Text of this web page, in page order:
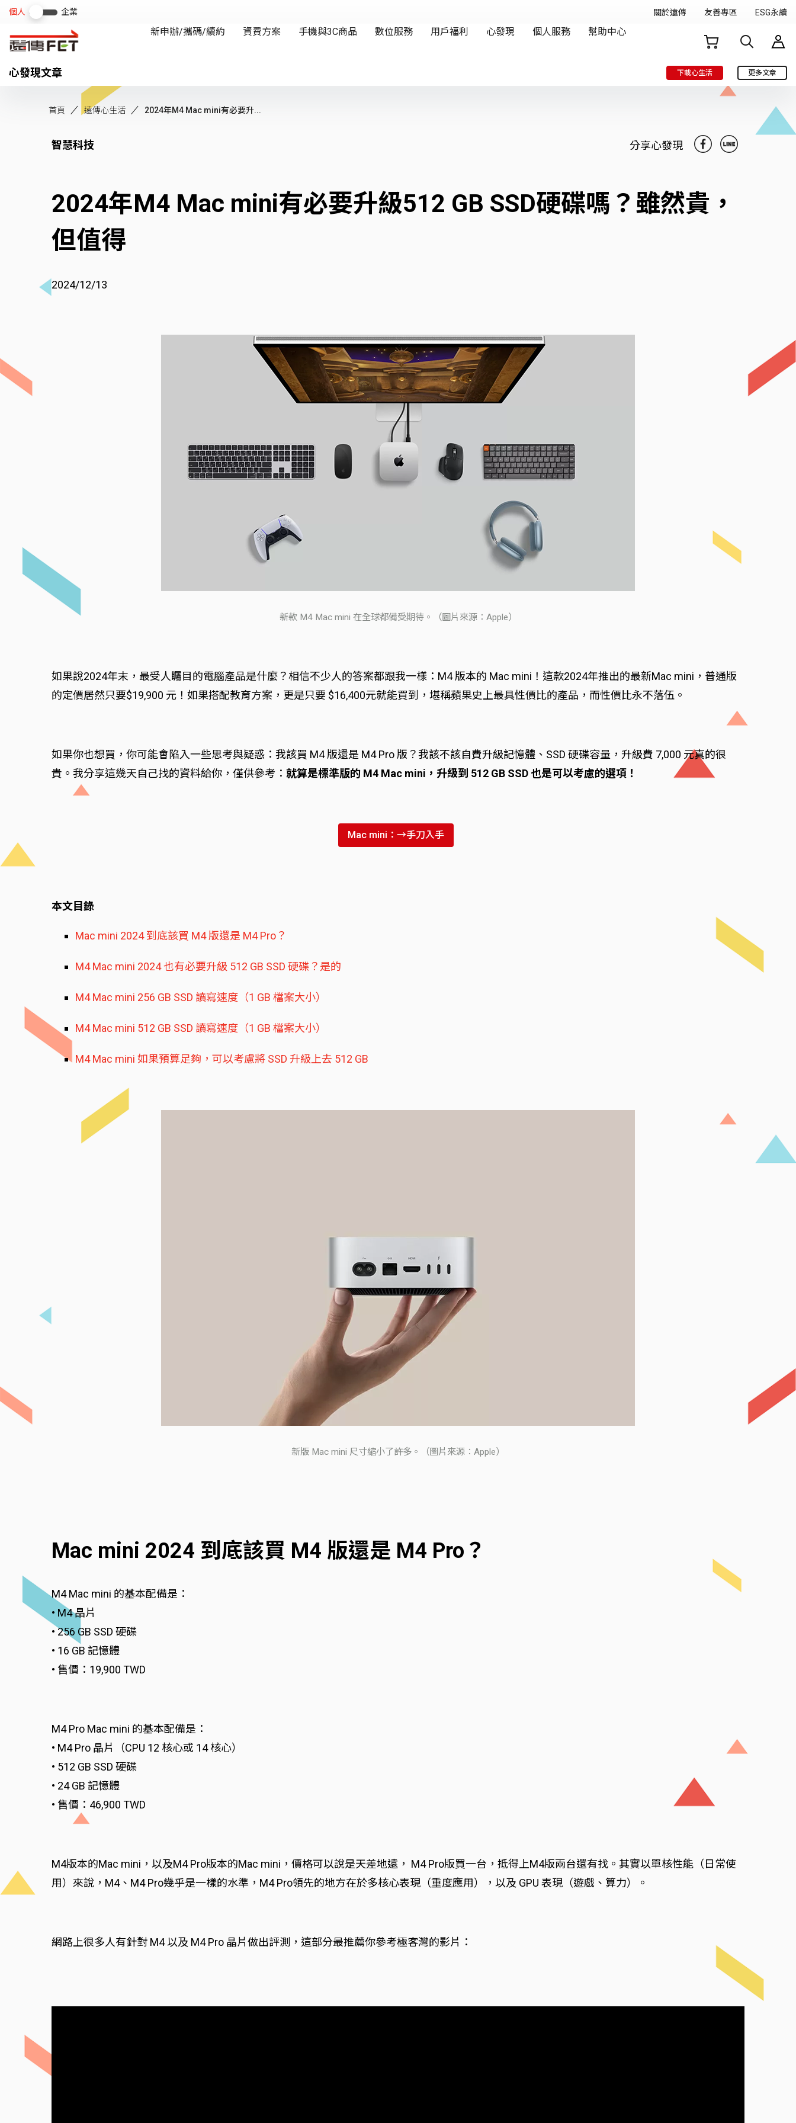
心發現文章 下載心生活 更多文章
首頁 遠傳心生活 2024年M4 Mac mini有必要升...
智慧科技 分享心發現
2024年M4 Mac mini有必要升級512 GB SSD硬碟嗎？雖然貴，
但值得
2024/12/13
新款 M4 Mac mini 在全球都備受期待。（圖片來源：Apple）
如果說2024年末，最受人矚目的電腦產品是什麼？相信不少人的答案都跟我一樣：M4 版本的 Mac mini！這款2024年推出的最新Mac mini，普通版
的定價居然只要$19,900 元！如果搭配教育方案，更是只要 $16,400元就能買到，堪稱蘋果史上最具性價比的產品，而性價比永不落伍。
如果你也想買，你可能會陷入一些思考與疑惑：我該買 M4 版還是 M4 Pro 版？我該不該自費升級記憶體、SSD 硬碟容量，升級費 7,000 元真的很
貴。我分享這幾天自己找的資料給你，僅供參考： 就算是標準版的 M4 Mac mini，升級到 512 GB SSD 也是可以考慮的選項！
Mac mini：→手刀入手
本文目錄
Mac mini 2024 到底該買 M4 版還是 M4 Pro？
M4 Mac mini 2024 也有必要升級 512 GB SSD 硬碟？是的
M4 Mac mini 256 GB SSD 讀寫速度（1 GB 檔案大小）
M4 Mac mini 512 GB SSD 讀寫速度（1 GB 檔案大小）
M4 Mac mini 如果預算足夠，可以考慮將 SSD 升級上去 512 GB
新版 Mac mini 尺寸縮小了許多。（圖片來源：Apple）
Mac mini 2024 到底該買 M4 版還是 M4 Pro？
M4 Mac mini 的基本配備是：
• M4 晶片
• 256 GB SSD 硬碟
• 16 GB 記憶體
• 售價：19,900 TWD
M4 Pro Mac mini 的基本配備是：
• M4 Pro 晶片（CPU 12 核心或 14 核心）
• 512 GB SSD 硬碟
• 24 GB 記憶體
• 售價：46,900 TWD
M4版本的Mac mini，以及M4 Pro版本的Mac mini，價格可以說是天差地遠， M4 Pro版買一台，抵得上M4版兩台還有找。其實以單核性能（日常使
用）來說，M4、M4 Pro幾乎是一樣的水準，M4 Pro領先的地方在於多核心表現（重度應用），以及 GPU 表現（遊戲、算力）。
網路上很多人有針對 M4 以及 M4 Pro 晶片做出評測，這部分最推薦你參考極客灣的影片：